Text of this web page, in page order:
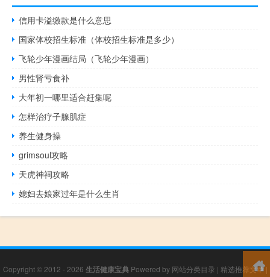
信用卡溢缴款是什么意思
国家体校招生标准（体校招生标准是多少）
飞轮少年漫画结局（飞轮少年漫画）
男性肾亏食补
大年初一哪里适合赶集呢
怎样治疗子腺肌症
养生健身操
grimsoul攻略
天虎神祠攻略
媳妇去娘家过年是什么生肖
Copyright © 2012 - 2026 生活健康宝典Powered by 网站分类目录 | 精选推荐文章|